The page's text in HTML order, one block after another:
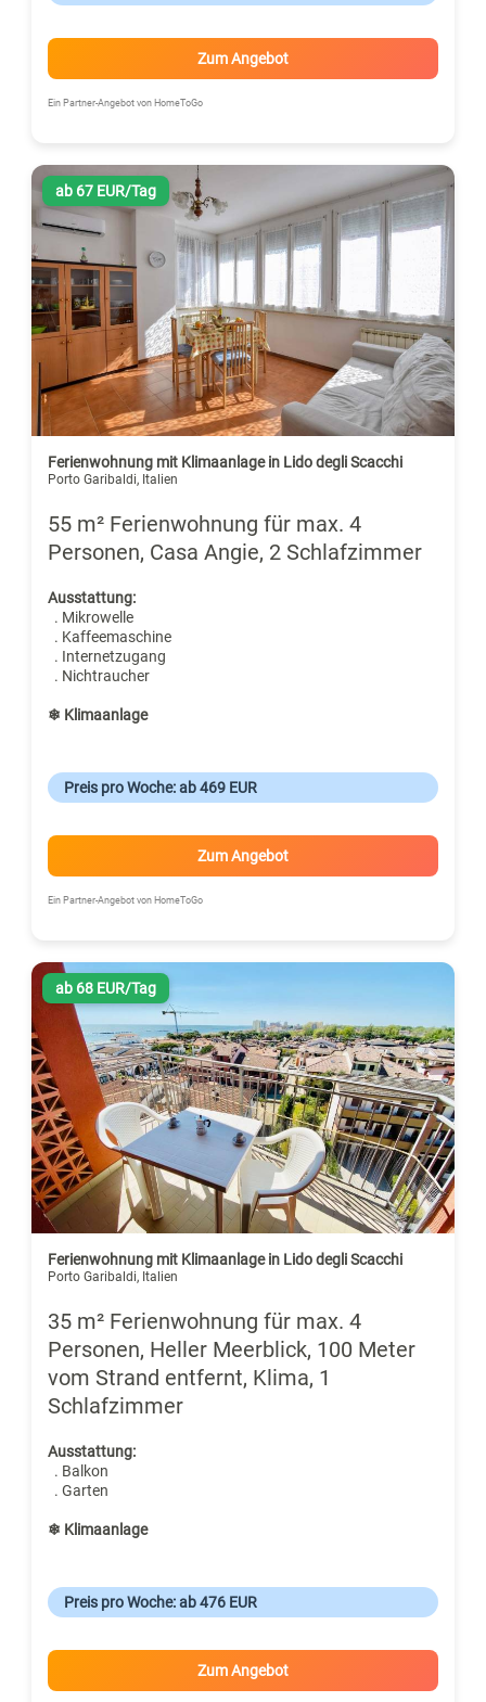
Zum Angebot
Ein Partner-Angebot von HomeToGo
ab 67 EUR/Tag
Ferienwohnung mit Klimaanlage in Lido degli Scacchi
Porto Garibaldi, Italien
55 m² Ferienwohnung für max. 4
Personen, Casa Angie, 2 Schlafzimmer
Ausstattung:
. Mikrowelle
. Kaffeemaschine
. Internetzugang
. Nichtraucher
❄ Klimaanlage
Preis pro Woche: ab 469 EUR
Zum Angebot
Ein Partner-Angebot von HomeToGo
ab 68 EUR/Tag
Ferienwohnung mit Klimaanlage in Lido degli Scacchi
Porto Garibaldi, Italien
35 m² Ferienwohnung für max. 4
Personen, Heller Meerblick, 100 Meter
vom Strand entfernt, Klima, 1
Schlafzimmer
Ausstattung:
. Balkon
. Garten
❄ Klimaanlage
Preis pro Woche: ab 476 EUR
Zum Angebot